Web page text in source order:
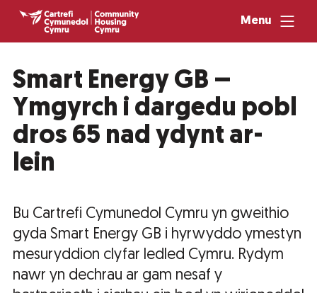
Menu
Smart Energy GB –
Ymgyrch i dargedu pobl
dros 65 nad ydynt ar-
lein
Bu Cartrefi Cymunedol Cymru yn gweithio
gyda Smart Energy GB i hyrwyddo ymestyn
mesuryddion clyfar ledled Cymru. Rydym
nawr yn dechrau ar gam nesaf y